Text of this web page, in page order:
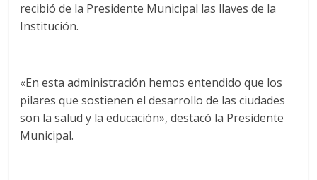
recibió de la Presidente Municipal las llaves de la
Institución.
«En esta administración hemos entendido que los
pilares que sostienen el desarrollo de las ciudades
son la salud y la educación», destacó la Presidente
Municipal.